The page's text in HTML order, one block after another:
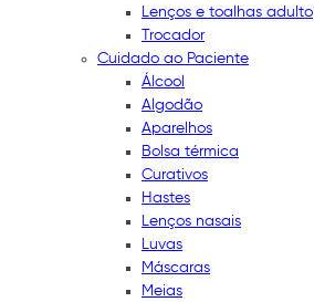
Lenços e toalhas adulto
Trocador
Cuidado ao Paciente
Álcool
Algodão
Aparelhos
Bolsa térmica
Curativos
Hastes
Lenços nasais
Luvas
Máscaras
Meias